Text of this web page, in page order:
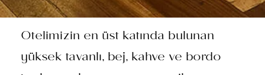
Otelimizin en üst katında bulunan
yüksek tavanlı, bej, kahve ve bordo